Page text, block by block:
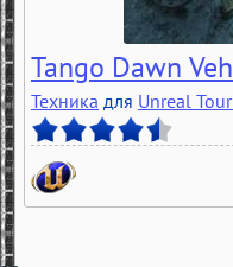
Tango Dawn
Техника для Unreal